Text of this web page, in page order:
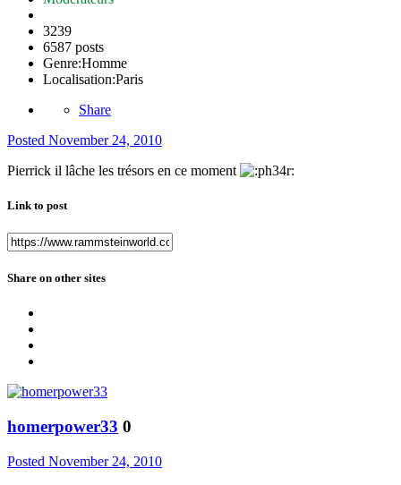
3239
6587 posts
Genre:Homme
Localisation:Paris
Share
Posted November 24, 2010
Pierrick il lâche les trésors en ce moment
Link to post
Share on other sites
homerpower33 0
Posted November 24, 2010